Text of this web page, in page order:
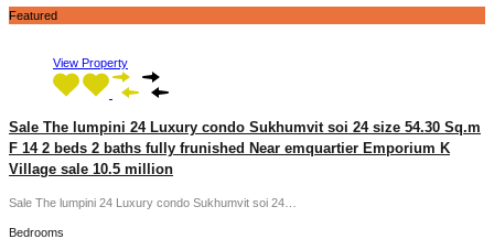
Featured
View Property
Sale The lumpini 24 Luxury condo Sukhumvit soi 24 size 54.30 Sq.m
F 14 2 beds 2 baths fully frunished Near emquartier Emporium K
Village sale 10.5 million
Sale The lumpini 24 Luxury condo Sukhumvit soi 24…
Bedrooms